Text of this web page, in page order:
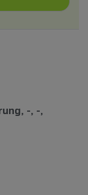
-, -,